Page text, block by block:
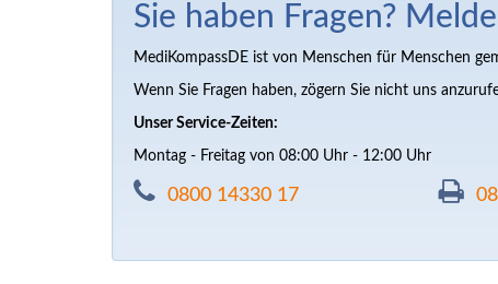
Sie haben Fragen?
MediKompassDE ist von Menschen für Menschen
Wenn Sie Fragen haben, zögern Sie nicht uns
Unser Service-Zeiten:
Montag - Freitag von 08:00 Uhr - 12:00 Uhr
0800 14330 17